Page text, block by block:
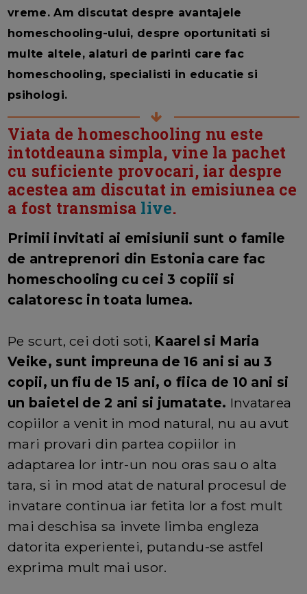
vreme. Am discutat despre avantajele
homeschooling-ului, despre oportunitati si
multe altele, alaturi de parinti care fac
homeschooling, specialisti in educatie si
psihologi.
Viata de homeschooling nu este
intotdeauna simpla, vine la pachet
cu suficiente provocari, iar despre
acestea am discutat in emisiunea ce
a fost transmisa live.
Primii invitati ai emisiunii sunt o famile
de antreprenori din Estonia care fac
homeschooling cu cei 3 copiii si
calatoresc in toata lumea.
Pe scurt, cei doti soti, Kaarel si Maria
Veike, sunt impreuna de 16 ani si au 3
copii, un fiu de 15 ani, o fiica de 10 ani si
un baietel de 2 ani si jumatate. Invatarea
copiilor a venit in mod natural, nu au avut
mari provari din partea copiilor in
adaptarea lor intr-un nou oras sau o alta
tara, si in mod atat de natural procesul de
invatare continua iar fetita lor a fost mult
mai deschisa sa invete limba engleza
datorita experientei, putandu-se astfel
exprima mult mai usor.